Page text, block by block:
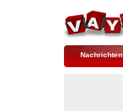
Nachrichten